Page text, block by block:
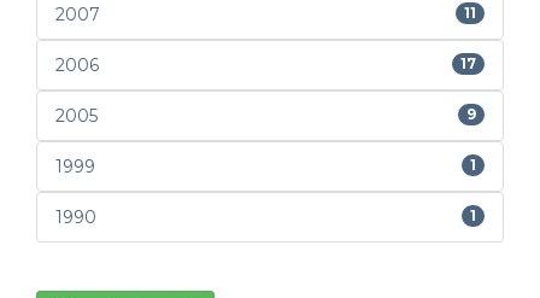
2007 11
2006 17
2005 9
1999 1
1990 1